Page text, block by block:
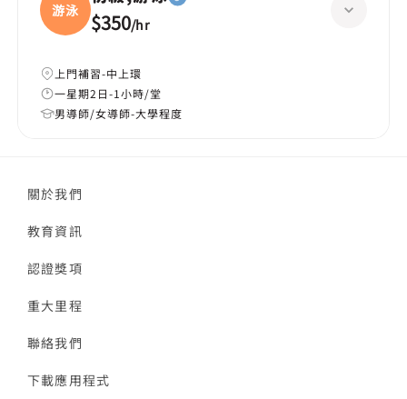
游泳 $350/hr
上門補習-中上環
一星期2日-1小時/堂
男導師/女導師-大學程度
關於我們
教育資訊
認證獎項
重大里程
聯絡我們
下載應用程式